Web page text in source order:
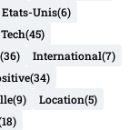
Etats-Unis(6)
(45)
(36) International(7)
(34)
(9) Location(5)